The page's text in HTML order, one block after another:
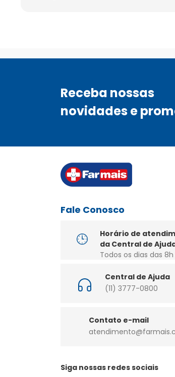
Receba nossas
novidades e
Fale Conosco
Horário de
da Central de
Todos os dias das 8h
Central de Ajuda
(11) 3777-0800
Contato e-mail
Siga nossas redes sociais